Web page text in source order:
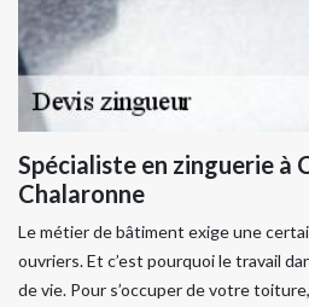
Spécialiste en zinguerie à
Chalaronne
Le métier de bâtiment exige une
ouvriers. Et c’est pourquoi le travail
de vie. Pour s’occuper de votre